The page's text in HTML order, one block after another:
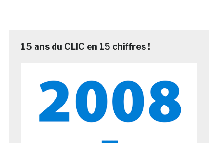
15 ans du CLIC en 15 chiffres !